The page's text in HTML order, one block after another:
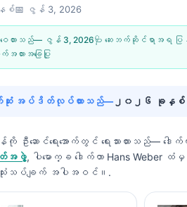
နစ်📅 ဇွန် 3, 2026
ေထားသည်— ဇွန် 3, 2026🩺 ဆေးဘက်ဆိုင်ရာအရ ပ
အထားအခြေပြု
က်ဆုံး အပ်ဒိတ်လုပ်ထားသည်— ၂၀၂၆ ခုနှ
ဦးဆောင်ရေးအောက်တွင် ရေးသားထားသည်— ဒေါ
တ်အဖွဲ့, ပါမောက္ခ ဒေါက်တာ Hans Weber ထံ
းသပ်ချက် အပါအဝင်။.